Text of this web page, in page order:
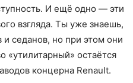
И ещё одно — эти
взгляда. Ты уже знаешь,
и седанов, но при этом они
«утилитарный» остаётся
концерна Renault.